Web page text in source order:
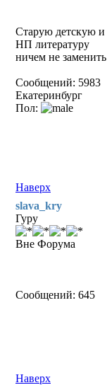
Старую детскую и
НП литературу
ничем не заменить
Сообщений: 5983
Екатеринбург
Пол:
Наверх
slava_kry
Гуру
Вне Форума
Сообщений: 645
Наверх